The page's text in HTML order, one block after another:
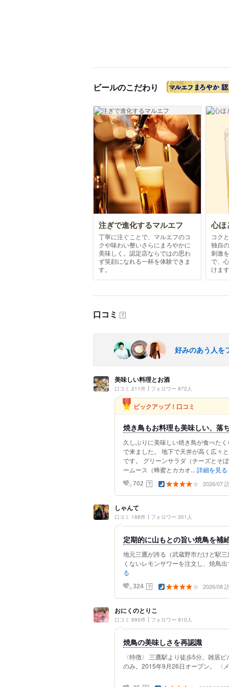
ビールのこだわり
注ぎで進化するマルエフ
丁寧に注ぐことで、マルエフのコ
クや味わい整いさらにまろやかに
美味しく。認定店ならではの思わ
ず笑顔になれる一杯を体験できま
す。
心ほ
コク
独自
刺激
で、
けます
口コミ ？
好みのあう人を
美味しい料理とお酒
口コミ 211件 フォロワー 872人
ピックアップ！口コミ
焼き鳥もお料理も美味しい、落
久しぶりに美味しい焼き鳥が食べた
で来ました。 地下で天井が高く広々
です。 グリーンサラダ（チーズとそ
ームース（蜂蜜とカカオ... 詳細を見る
702 ？ 2026/07
しゃんて
口コミ 188件 フォロワー 301人
定期的に山もとの旨い焼鳥を補
地元三鷹が誇る（武蔵野市だけど駅
くないレモンサワーを注文し、焼鳥
る
324 ？ 2026/08
おにくのとりこ
口コミ 995件 フォロワー 910人
焼鳥の美味しさを再認識
〈特徴〉 三鷹駅より徒歩5分。雑居
のみ。2015年9月26日オープン。 〈